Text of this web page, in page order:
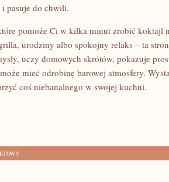
pasuje do chwili.
pomoże Ci w kilka minut zrobić koktajl
urodziny albo spokojny relaks – ta
uczy domowych skrótów, pokazuje
mieć odrobinę barowej atmosfery.
coś niebanalnego w swojej kuchni.